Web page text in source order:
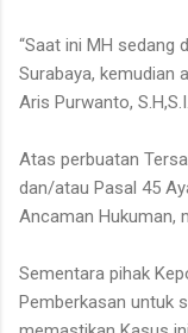
“Saat ini MH sedang
Surabaya, kemudian
Aris Purwanto,
Atas perbuatan
dan/atau Pasal 45
Ancaman Hukuman,
Sementara pihak
Pemberkasan untuk